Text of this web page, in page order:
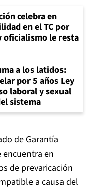
celebra en
en el TC por
oficialismo le resta
a los latidos:
por 5 años Ley
laboral y sexual
sistema
de Garantía
en
de prevaricación
a causa del